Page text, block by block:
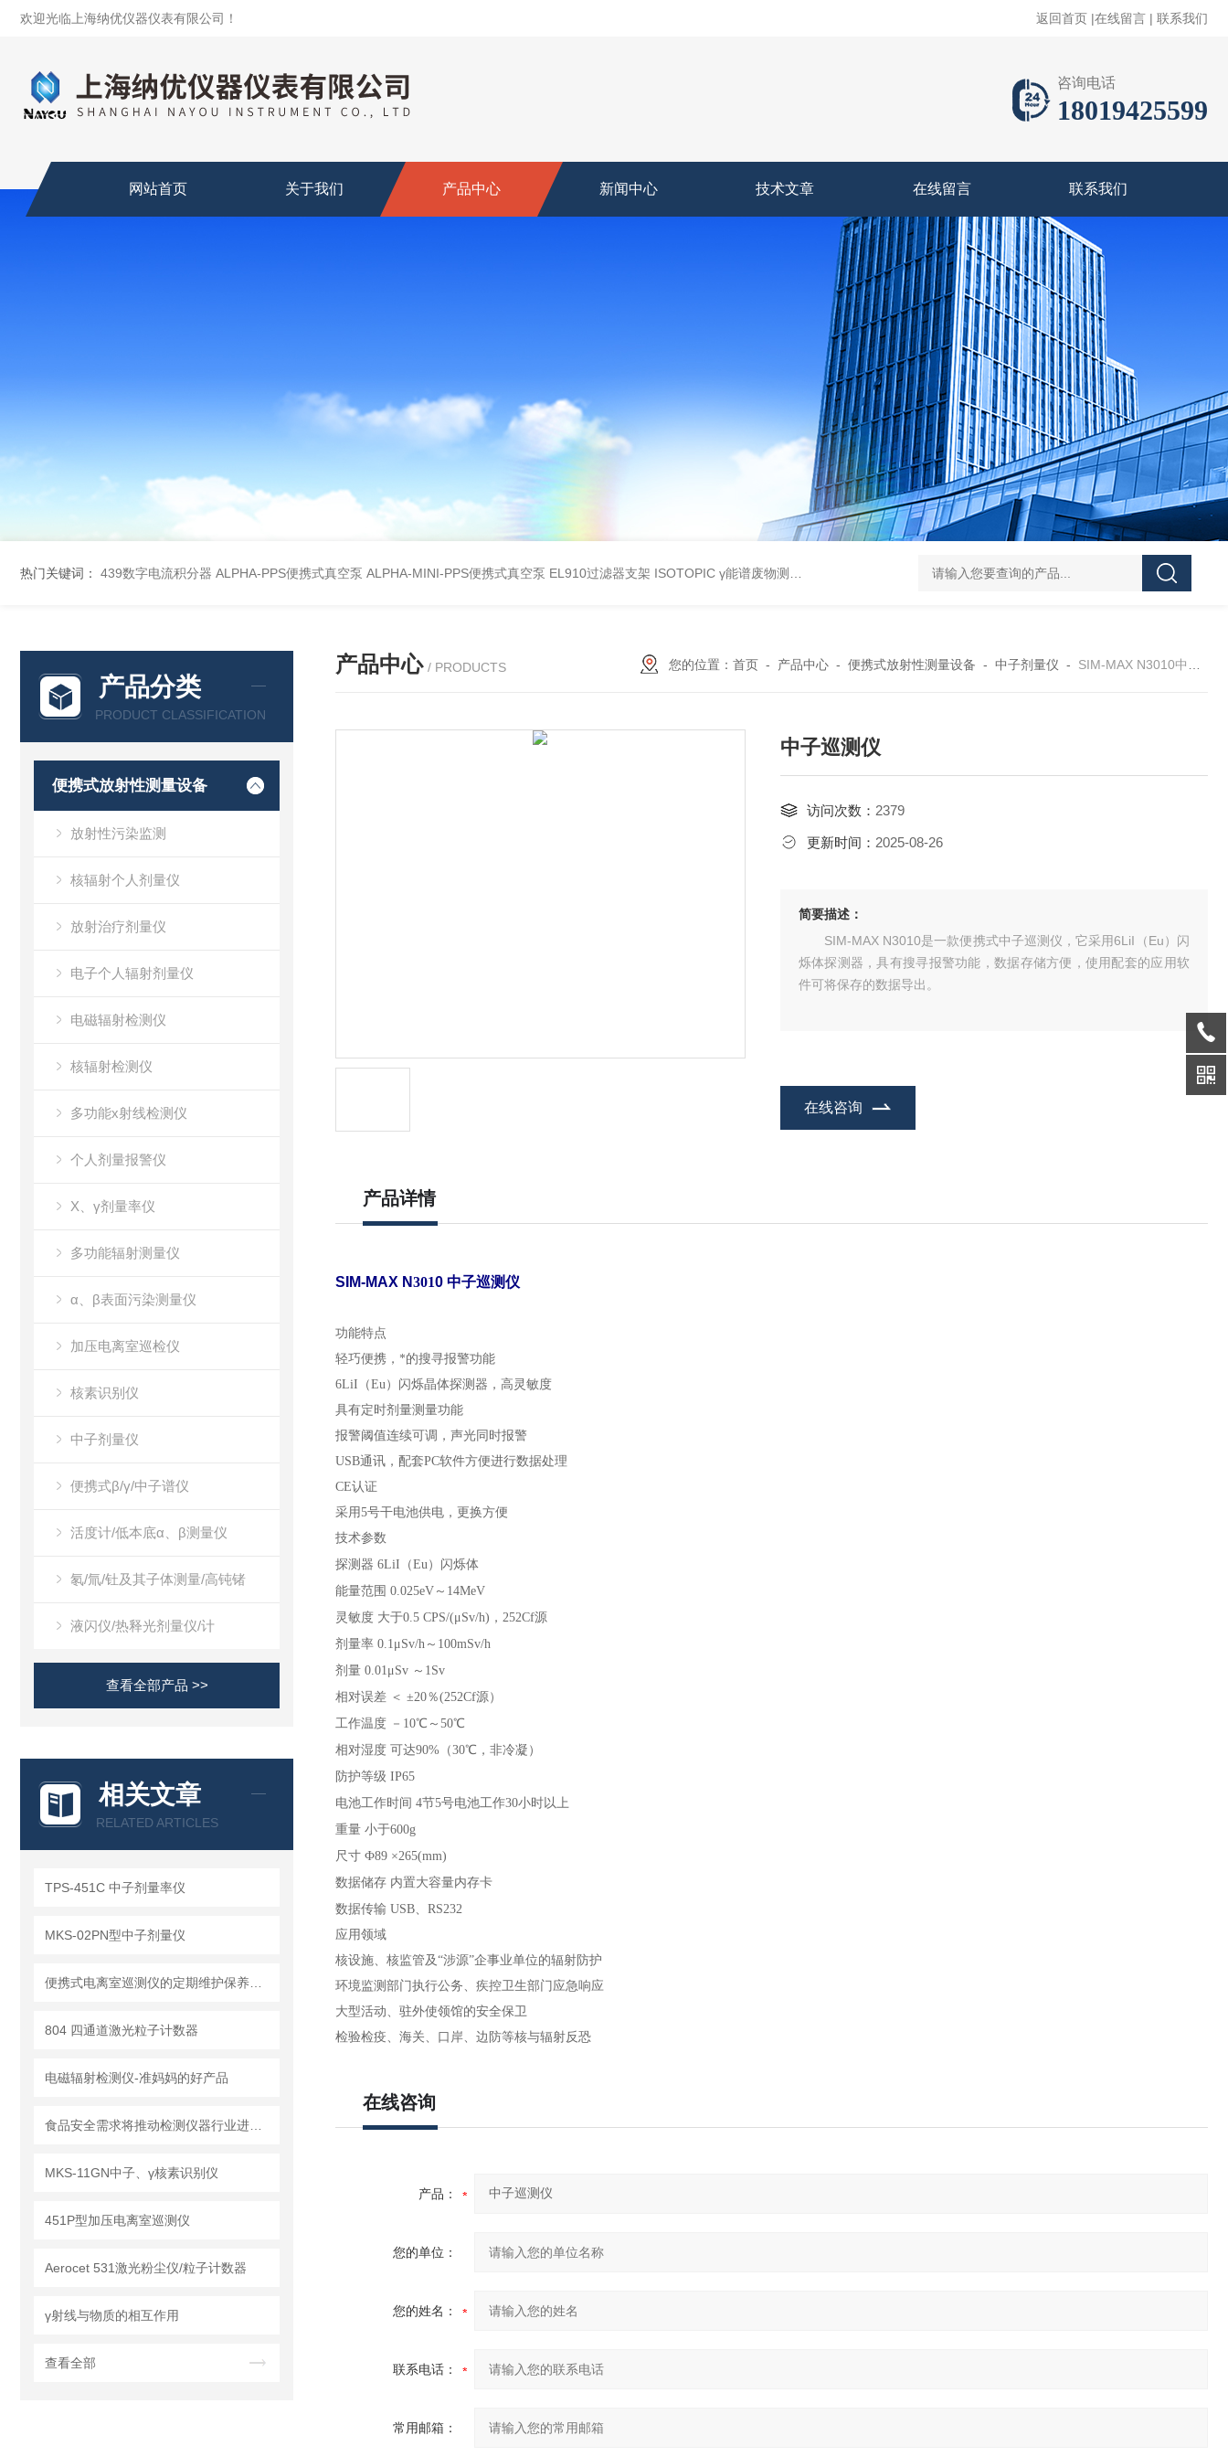
欢迎光临上海纳优仪器仪表有限公司！ 返回首页 |在线留言 | 联系我们
咨询电话
18019425599
网站首页 关于我们 产品中心 新闻中心 技术文章 在线留言 联系我们
热门关键词： 439数字电流积分器 ALPHA-PPS便携式真空泵 ALPHA-MINI-PPS便携式真空泵 EL910过滤器支架 ISOTOPIC γ能谱废物测定 GammaVision伽马能谱分析软件 GammaVision报告生成器
产品分类
PRODUCT CLASSIFICATION
便携式放射性测量设备
放射性污染监测
核辐射个人剂量仪
放射治疗剂量仪
电子个人辐射剂量仪
电磁辐射检测仪
核辐射检测仪
多功能x射线检测仪
个人剂量报警仪
X、γ剂量率仪
多功能辐射测量仪
α、β表面污染测量仪
加压电离室巡检仪
核素识别仪
中子剂量仪
便携式β/γ/中子谱仪
活度计/低本底α、β测量仪
氡/氚/钍及其子体测量/高钝锗
液闪仪/热释光剂量仪/计
查看全部产品 >>
相关文章
RELATED ARTICLES
TPS-451C 中子剂量率仪
MKS-02PN型中子剂量仪
804 四通道激光粒子计数器
电磁辐射检测仪-准妈妈的好产品
MKS-11GN中子、γ核素识别仪
451P型加压电离室巡测仪
Aerocet 531激光粉尘仪/粒子计数器
γ射线与物质的相互作用
查看全部
产品中心 / PRODUCTS 您的位置： 首页- 产品中心- 便携式放射性测量设备 - 中子剂量仪 - SIM-MAX N3010中子巡测仪
中子巡测仪
访问次数： 2379
更新时间： 2025-08-26
简要描述：
SIM-MAX N3010是一款便携式中子巡测仪，它采用6LiI（Eu）闪
烁体探测器，具有搜寻报警功能，数据存储方便，使用配套的应用软
件可将保存的数据导出。
在线咨询
产品详情
SIM-MAX N3010 中子巡测仪
功能特点
轻巧便携，*的搜寻报警功能
6LiI（Eu）闪烁晶体探测器，高灵敏度
具有定时剂量测量功能
报警阈值连续可调，声光同时报警
USB通讯，配套PC软件方便进行数据处理
CE认证
采用5号干电池供电，更换方便
技术参数
探测器 6LiI（Eu）闪烁体
能量范围 0.025eV～14MeV
灵敏度 大于0.5 CPS/(μSv/h)，252Cf源
剂量率 0.1μSv/h～100mSv/h
剂量 0.01μSv ～1Sv
相对误差 ＜ ±20％(252Cf源）
工作温度 －10℃～50℃
相对湿度 可达90%（30℃，非冷凝）
防护等级 IP65
电池工作时间 4节5号电池工作30小时以上
重量 小于600g
尺寸 Ф89 ×265(mm)
数据储存 内置大容量内存卡
数据传输 USB、RS232
应用领域
核设施、核监管及“涉源”企事业单位的辐射防护
环境监测部门执行公务、疾控卫生部门应急响应
大型活动、驻外使领馆的安全保卫
检验检疫、海关、口岸、边防等核与辐射反恐
在线咨询
产品：
您的单位：
您的姓名：
联系电话：
常用邮箱：